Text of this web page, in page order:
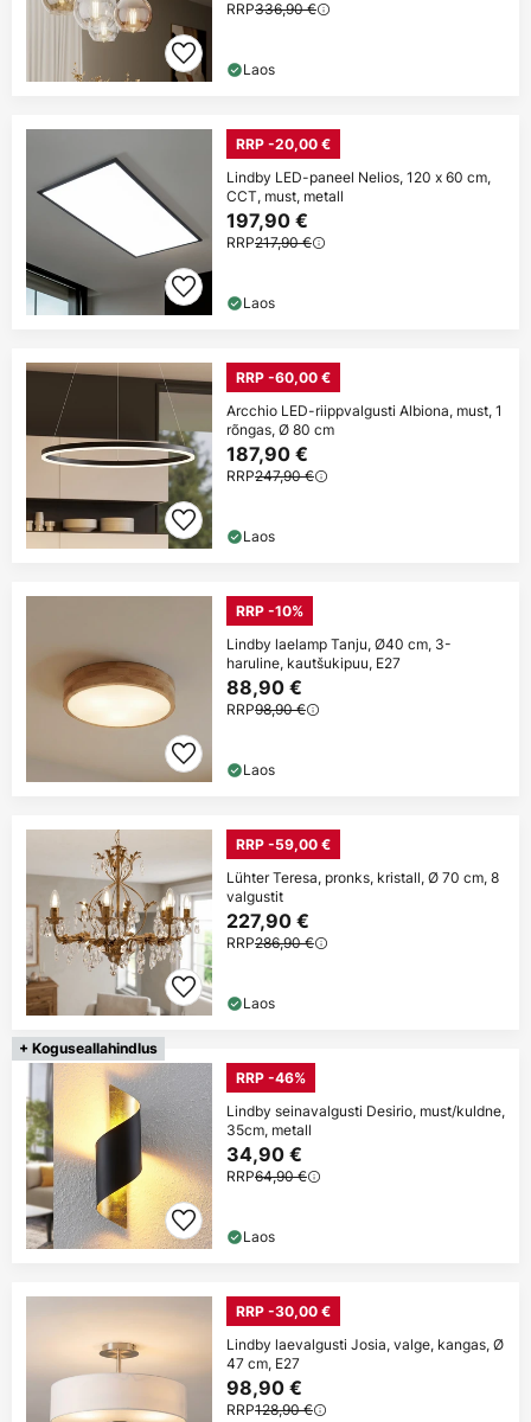
RRP336,90 €
Laos
RRP -20,00 €
Lindby LED-paneel Nelios, 120 x 60 cm,
CCT, must, metall
197,90 €
RRP217,90 €
Laos
RRP -60,00 €
Arcchio LED-riippvalgusti Albiona, must, 1
rõngas, Ø 80 cm
187,90 €
RRP247,90 €
Laos
RRP -10%
Lindby laelamp Tanju, Ø40 cm, 3-
haruline, kautšukipuu, E27
88,90 €
RRP98,90 €
Laos
RRP -59,00 €
Lühter Teresa, pronks, kristall, Ø 70 cm, 8
valgustit
227,90 €
RRP286,90 €
Laos
+ Koguseallahindlus
RRP -46%
Lindby seinavalgusti Desirio, must/kuldne,
35cm, metall
34,90 €
RRP64,90 €
Laos
RRP -30,00 €
Lindby laevalgusti Josia, valge, kangas, Ø
47 cm, E27
98,90 €
RRP128,90 €